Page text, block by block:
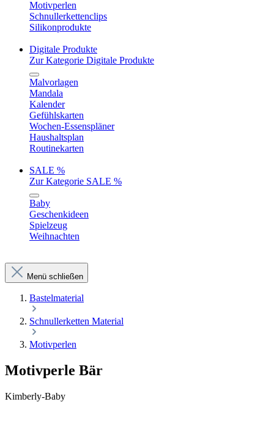
Motivperlen
Schnullerkettenclips
Silikonprodukte
Digitale Produkte
Zur Kategorie Digitale Produkte
Malvorlagen
Mandala
Kalender
Gefühlskarten
Wochen-Essenspläner
Haushaltsplan
Routinekarten
SALE %
Zur Kategorie SALE %
Baby
Geschenkideen
Spielzeug
Weihnachten
Menü schließen
Bastelmaterial
Schnullerketten Material
Motivperlen
Motivperle Bär
Kimberly-Baby